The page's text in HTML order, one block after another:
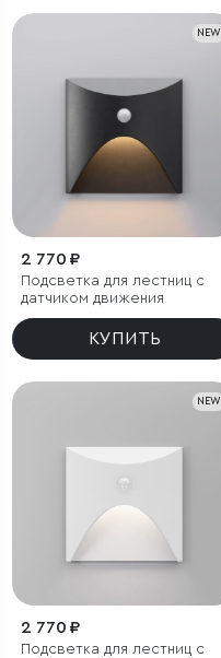
NEW
2 770 ₽
Подсветка для лестниц с
датчиком движения
КУПИТЬ
NEW
2 770 ₽
Подсветка для лестниц с